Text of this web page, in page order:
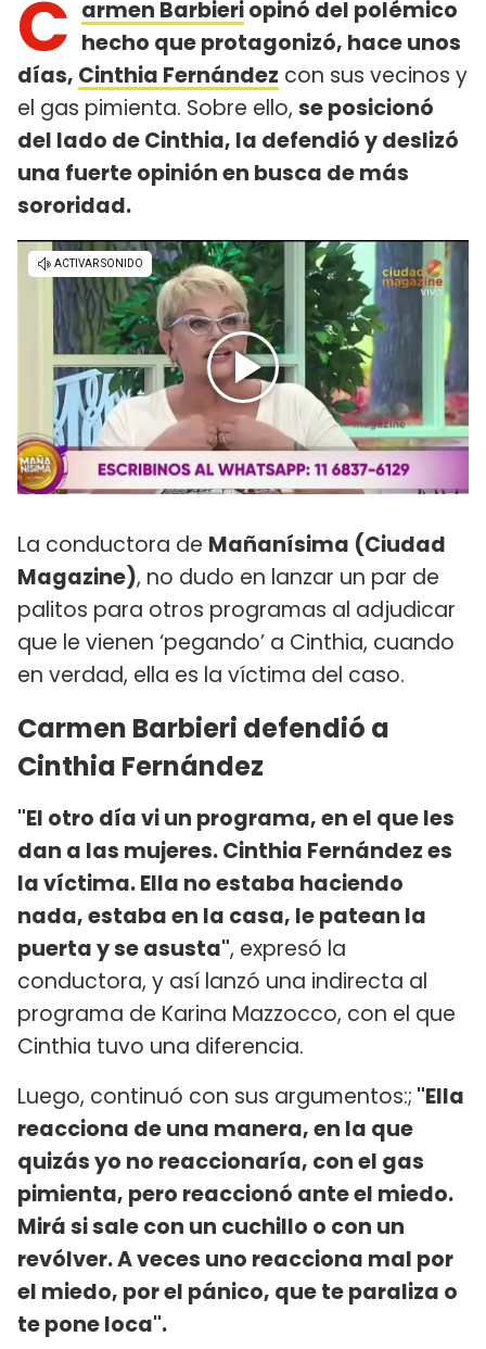
C armen Barbieriopinó del polémico
hecho que protagonizó, hace unos
días, Cinthia Fernández con sus vecinos y
el gas pimienta. Sobre ello, se posicionó
del lado de Cinthia, la defendió y deslizó
una fuerte opinión en busca de más
sororidad.
La conductora de Mañanísima (Ciudad
Magazine), no dudo en lanzar un par de
palitos para otros programas al adjudicar
que le vienen ‘pegando’ a Cinthia, cuando
en verdad, ella es la víctima del caso.
Carmen Barbieri defendió a
Cinthia Fernández
"El otro día vi un programa, en el que les
dan a las mujeres. Cinthia Fernández es
la víctima. Ella no estaba haciendo
nada, estaba en la casa, le patean la
puerta y se asusta", expresó la
conductora, y así lanzó una indirecta al
programa de Karina Mazzocco, con el que
Cinthia tuvo una diferencia.
Luego, continuó con sus argumentos:; "Ella
reacciona de una manera, en la que
quizás yo no reaccionaría, con el gas
pimienta, pero reaccionó ante el miedo.
Mirá si sale con un cuchillo o con un
revólver. A veces uno reacciona mal por
el miedo, por el pánico, que te paraliza o
te pone loca".